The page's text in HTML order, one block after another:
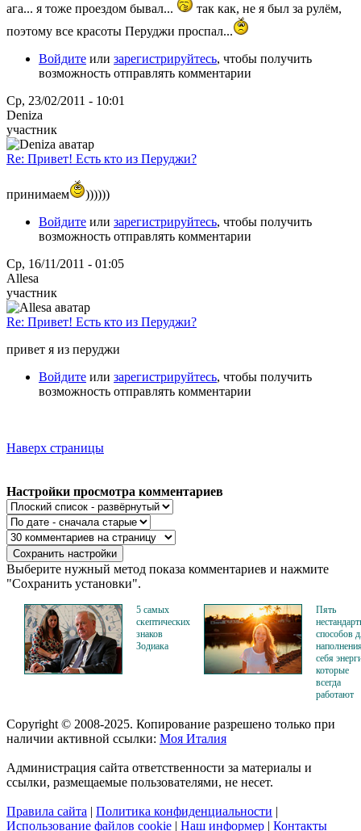
ага... я тоже проездом бывал...
так как, не я был за рулём,
поэтому все красоты Перуджи проспал...
Войдите или зарегистрируйтесь, чтобы получить
возможность отправлять комментарии
Ср, 23/02/2011 - 10:01
Deniza
участник
Re: Привет! Есть кто из Перуджи?
принимаем
))))))
Войдите или зарегистрируйтесь, чтобы получить
возможность отправлять комментарии
Ср, 16/11/2011 - 01:05
Allesa
участник
Re: Привет! Есть кто из Перуджи?
привет я из перуджи
Войдите или зарегистрируйтесь, чтобы получить
возможность отправлять комментарии
Наверх страницы
Настройки просмотра комментариев
Выберите нужный метод показа комментариев и нажмите
"Сохранить установки".
5 самых
скептических
знаков
Зодиака
Пять
способов
себя
которые
всегда
работают
Copyright © 2008-2025. Копирование разрешено только при
наличии активной ссылки: Моя Италия
Администрация сайта ответственности за материалы и
ссылки, размещаемые пользователями, не несет.
Правила сайта | Политика конфиденциальности |
Использование файлов cookie | Наш информер | Контакты